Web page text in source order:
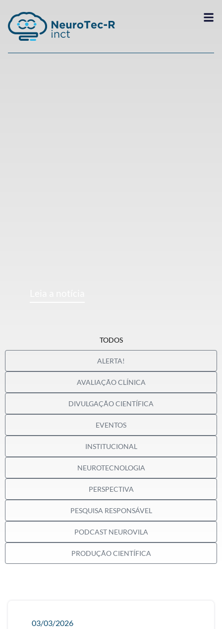
ALERTA!
AVALIAÇÃO CLÍNICA
DIVULGAÇÃO CIENTÍFICA
EVENTOS
INSTITUCIONAL
NEUROTECNOLOGIA
PERSPECTIVA
PESQUISA RESPONSÁVEL
PODCAST NEUROVILA
PRODUÇÃO CIENTÍFICA
TODOS
03/03/2026